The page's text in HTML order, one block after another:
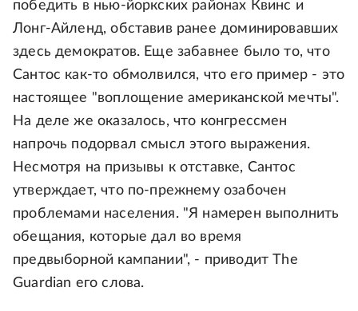
победить в нью-йоркских районах Квинс и
Лонг-Айленд, обставив ранее доминировавших
здесь демократов. Еще забавнее было то, что
Сантос как-то обмолвился, что его пример - это
настоящее "воплощение американской мечты".
На деле же оказалось, что конгрессмен
напрочь подорвал смысл этого выражения.
Несмотря на призывы к отставке, Сантос
утверждает, что по-прежнему озабочен
проблемами населения. "Я намерен выполнить
обещания, которые дал во время
предвыборной кампании", - приводит The
Guardian его слова.